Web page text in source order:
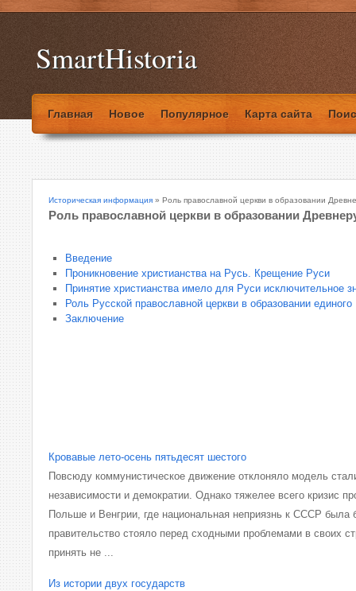
SmartHistoria
Главная Новое Популярное Карта сайта
Историческая информация » Роль православной церкви в образовании
Роль православной церкви в образовании
Введение
Проникновение христианства на Русь. Крещение Руси
Принятие христианства имело для Руси исключительное
Роль Русской православной церкви в образовании единого
Заключение
Кровавые лето-осень пятьдесят шестого
Повсюду коммунистическое движение отклоняло модель
независимости и демократии. Однако тяжелее всего кризис
Польше и Венгрии, где национальная неприязнь к СССР была
правительство стояло перед сходными проблемами в своих
принять не ...
Из истории двух государств